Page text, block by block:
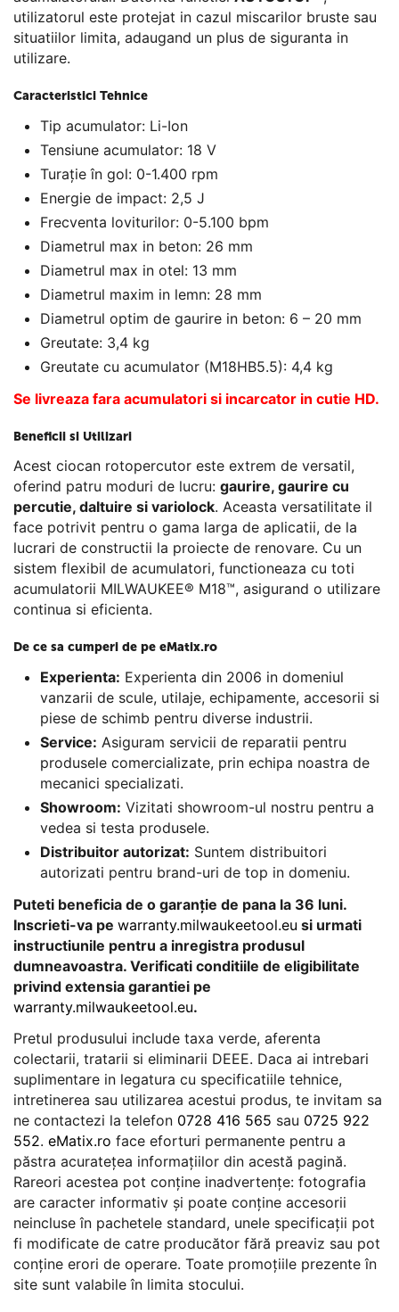
utilizatorul este protejat in cazul miscarilor bruste sau
situatiilor limita, adaugand un plus de siguranta in
utilizare.
Caracteristici Tehnice
Tip acumulator: Li-Ion
Tensiune acumulator: 18 V
Turație în gol: 0-1.400 rpm
Energie de impact: 2,5 J
Frecventa loviturilor: 0-5.100 bpm
Diametrul max in beton: 26 mm
Diametrul max in otel: 13 mm
Diametrul maxim in lemn: 28 mm
Diametrul optim de gaurire in beton: 6 – 20 mm
Greutate: 3,4 kg
Greutate cu acumulator (M18HB5.5): 4,4 kg
Se livreaza fara acumulatori si incarcator in cutie HD.
Beneficii si Utilizari
Acest ciocan rotopercutor este extrem de versatil,
oferind patru moduri de lucru: gaurire, gaurire cu
percutie, daltuire si variolock. Aceasta versatilitate il
face potrivit pentru o gama larga de aplicatii, de la
lucrari de constructii la proiecte de renovare. Cu un
sistem flexibil de acumulatori, functioneaza cu toti
acumulatorii MILWAUKEE® M18™, asigurand o utilizare
continua si eficienta.
De ce sa cumperi de pe eMatix.ro
Experienta: Experienta din 2006 in domeniul
vanzarii de scule, utilaje, echipamente, accesorii si
piese de schimb pentru diverse industrii.
Service: Asiguram servicii de reparatii pentru
produsele comercializate, prin echipa noastra de
mecanici specializati.
Showroom: Vizitati showroom-ul nostru pentru a
vedea si testa produsele.
Distribuitor autorizat: Suntem distribuitori
autorizati pentru brand-uri de top in domeniu.
Puteti beneficia de o garanție de pana la 36 luni.
Inscrieti-va pe warranty.milwaukeetool.eu si urmati
instructiunile pentru a inregistra produsul
dumneavoastra. Verificati conditiile de eligibilitate
privind extensia garantiei pe
warranty.milwaukeetool.eu.
Pretul produsului include taxa verde, aferenta
colectarii, tratarii si eliminarii DEEE. Daca ai intrebari
suplimentare in legatura cu specificatiile tehnice,
intretinerea sau utilizarea acestui produs, te invitam sa
ne contactezi la telefon 0728 416 565 sau 0725 922
552. eMatix.ro face eforturi permanente pentru a
păstra acurateţea informaţiilor din acestă pagină.
Rareori acestea pot conţine inadvertenţe: fotografia
are caracter informativ şi poate conţine accesorii
neincluse în pachetele standard, unele specificaţii pot
fi modificate de catre producător fără preaviz sau pot
conţine erori de operare. Toate promoţiile prezente în
site sunt valabile în limita stocului.